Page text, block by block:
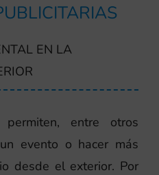
EN LA
entre otros
evento o hacer más
desde el exterior. Por